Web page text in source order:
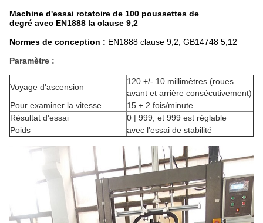
Machine d'essai rotatoire de 100 poussettes de
degré avec EN1888 la clause 9,2
Normes de conception : EN1888 clause 9,2, GB14748 5,12
Paramètre :
Voyage d'ascension
120 +/- 10 millimètres (roues
avant et arrière consécutivement)
Pour examiner la vitesse
15 + 2 fois/minute
Résultat d'essai
0 | 999, et 999 est réglable
Poids
avec l'essai de stabilité